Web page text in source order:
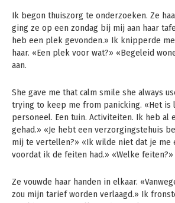
Ik begon thuiszorg te onderzoeken. Ze
ging ze op een zondag bij mij aan haar
heb een plek gevonden.» Ik knipperde
haar. «Een plek voor wat?» «Begeleid
aan.
She gave me that calm smile she always
trying to keep me from panicking. «Het is
personeel. Een tuin. Activiteiten. Ik heb al
gehad.» «Je hebt een verzorgingstehuis
mij te vertellen?» «Ik wilde niet dat je me
voordat ik de feiten had.» «Welke feiten?»
Ze vouwde haar handen in elkaar.
zou mijn tarief worden verlaagd.» Ik